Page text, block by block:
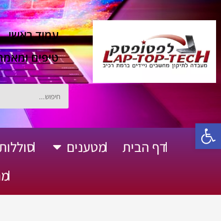
פתח סרגל נגישות
לתוכן
עמוד ראשי
טיפים
חיפוש
דף הבית מטענים פתח מטענים